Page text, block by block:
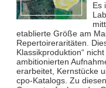
Es
etablierte Größe am
Repertoireraritäten.
Klassikproduktion“
ambitionierten
erarbeitet, Kernstücke
cpo-Katalogs. Zu